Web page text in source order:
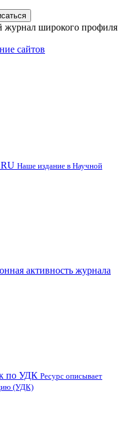
журнал широкого профиля
сайтов
Наше издание в Научной
активность журнала
по УДК Ресурс описывает
(УДК)